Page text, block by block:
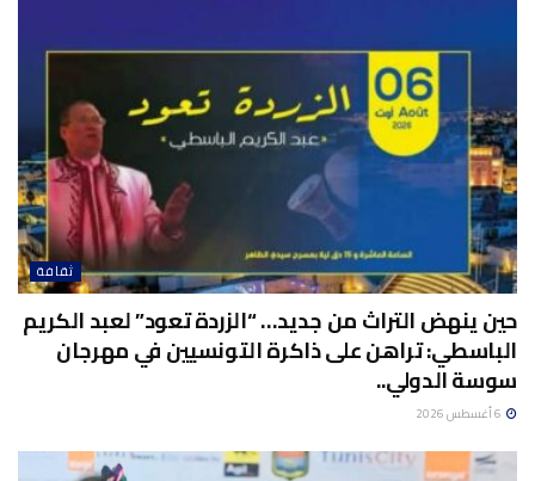
ثقافة
حين ينهض التراث من جديد… “الزردة تعود” لعبد الكريم
الباسطي: تراهن على ذاكرة التونسيين في مهرجان
سوسة الدولي..